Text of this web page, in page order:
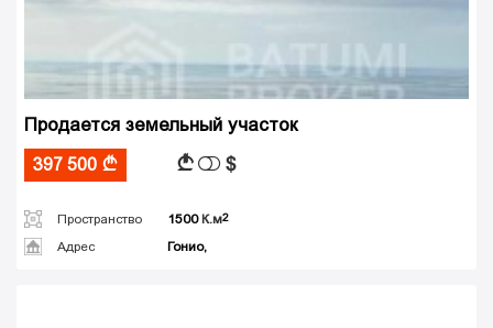
Продается земельный участок
397 500 A A $
Пространство 1500 К.м
Адрес
Гонио,